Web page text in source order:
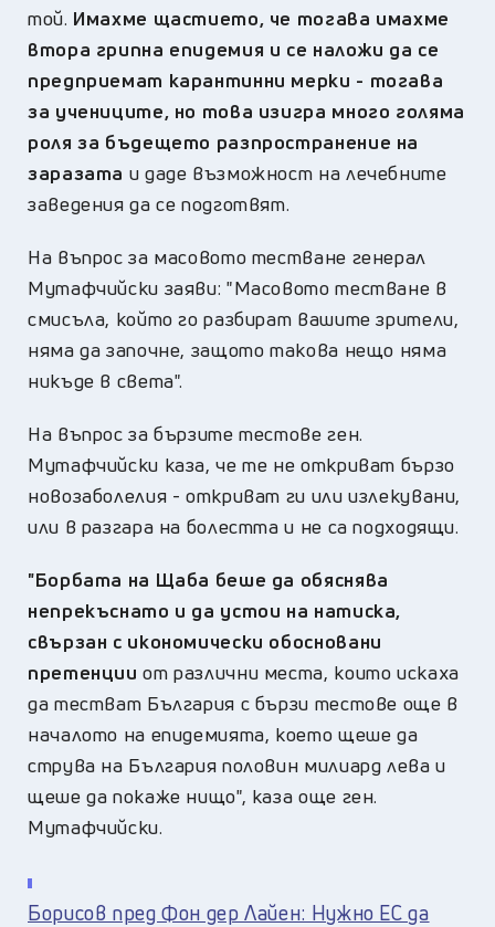
той. Имахме щастието, че тогава имахме
втора грипна епидемия и се наложи да се
предприемат карантинни мерки - тогава
за учениците, но това изигра много голяма
роля за бъдещето разпространение на
заразата и даде възможност на лечебните
заведения да се подготвят.
На въпрос за масовото тестване генерал
Мутафчийски заяви: "Масовото тестване в
смисъла, който го разбират вашите зрители,
няма да започне, защото такова нещо няма
никъде в света".
На въпрос за бързите тестове ген.
Мутафчийски каза, че те не откриват бързо
новозаболелия - откриват ги или излекувани,
или в разгара на болестта и не са подходящи.
"Борбата на Щаба беше да обяснява
непрекъснато и да устои на натиска,
свързан с икономически обосновани
претенции от различни места, които искаха
да тестват България с бързи тестове още в
началото на епидемията, което щеше да
струва на България половин милиард лева и
щеше да покаже нищо", каза още ген.
Мутафчийски.
Борисов пред Фон дер Лайен: Нужно ЕС да